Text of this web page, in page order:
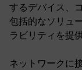
するデバイス、
包括的なソリュ
ラビリティを提
ネットワークに